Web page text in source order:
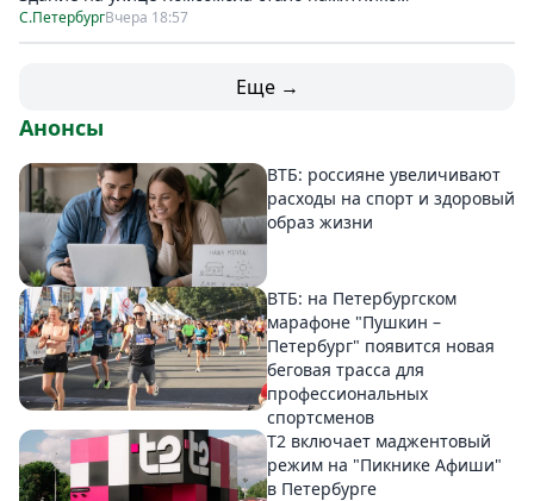
С.ПетербургВчера 18:57
Еще →
Анонсы
ВТБ: россияне увеличивают
расходы на спорт и здоровый
образ жизни
ВТБ: на Петербургском
марафоне "Пушкин –
Петербург" появится новая
беговая трасса для
профессиональных
спортсменов
Т2 включает маджентовый
режим на "Пикнике Афиши"
в Петербурге